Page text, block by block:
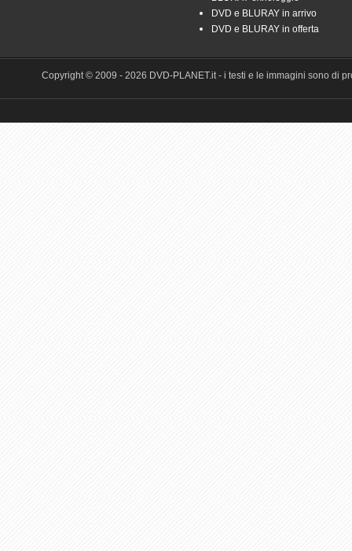
DVD e BLURAY in arrivo
DVD e BLURAY in offerta
Copyright © 2009 - 2026 DVD-PLANET.it - i testi e le immagini sono di